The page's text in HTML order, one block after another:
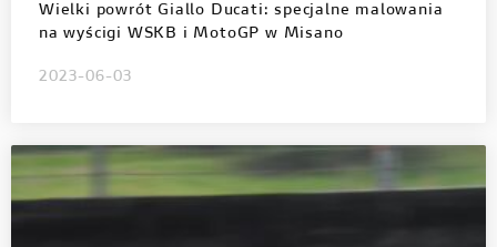
Wielki powrót Giallo Ducati: specjalne malowania
na wyścigi WSKB i MotoGP w Misano
2023-06-03